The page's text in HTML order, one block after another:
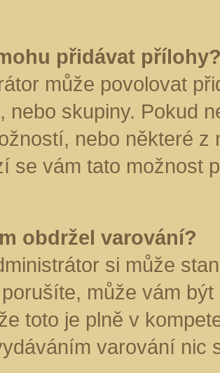
přidávat
může povolovat
nebo skupiny. Pokud
nebo některé z
se vám tato možnost
obdržel varování?
si může
může vám
toto je plně v
varování nic